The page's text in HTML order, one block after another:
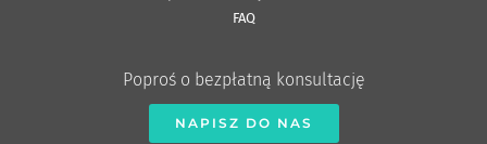
FAQ
Poproś o bezpłatną konsultację
NAPISZ DO NAS